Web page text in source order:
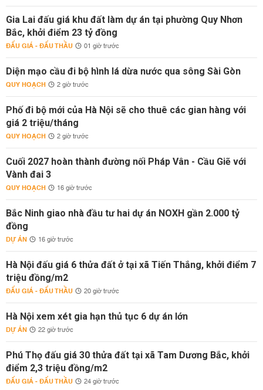
Gia Lai đấu giá khu đất làm dự án tại phường Quy Nhơn
Bắc, khởi điểm 23 tỷ đồng
ĐẤU GIÁ - ĐẤU THẦU 01 giờ trước
Diện mạo cầu đi bộ hình lá dừa nước qua sông Sài Gòn
QUY HOẠCH 2 giờ trước
Phố đi bộ mới của Hà Nội sẽ cho thuê các gian hàng với
giá 2 triệu/tháng
QUY HOẠCH 2 giờ trước
Cuối 2027 hoàn thành đường nối Pháp Vân - Cầu Giẽ với
Vành đai 3
QUY HOẠCH 16 giờ trước
Bắc Ninh giao nhà đầu tư hai dự án NOXH gần 2.000 tỷ
đồng
DỰ ÁN 16 giờ trước
Hà Nội đấu giá 6 thửa đất ở tại xã Tiến Thắng, khởi điểm 7
triệu đồng/m2
ĐẤU GIÁ - ĐẤU THẦU 20 giờ trước
Hà Nội xem xét gia hạn thủ tục 6 dự án lớn
DỰ ÁN 22 giờ trước
Phú Thọ đấu giá 30 thửa đất tại xã Tam Dương Bắc, khởi
điểm 2,3 triệu đồng/m2
ĐẤU GIÁ - ĐẤU THẦU 24 giờ trước